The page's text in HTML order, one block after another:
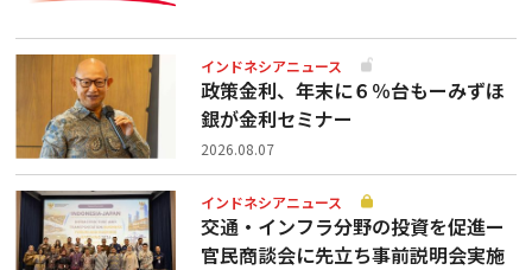
インドネシアニュース
政策金利、年末に６％台もーみずほ
銀が金利セミナー
2026.08.07
インドネシアニュース
交通・インフラ分野の投資を促進ー
官民商談会に先立ち事前説明会実施